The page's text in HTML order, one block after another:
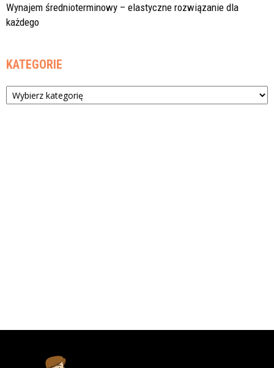
Wynajem średnioterminowy – elastyczne rozwiązanie dla
każdego
KATEGORIE
Kategorie